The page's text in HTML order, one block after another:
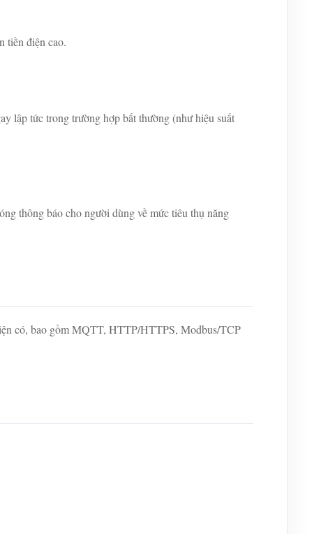
tiền điện cao.
lập tức trong trường hợp bất thường (như hiệu suất
thông báo cho người dùng về mức tiêu thụ năng
có, bao gồm MQTT, HTTP/HTTPS, Modbus/TCP